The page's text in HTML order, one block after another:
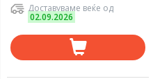
Доставуваме веќе од
02.09.2026